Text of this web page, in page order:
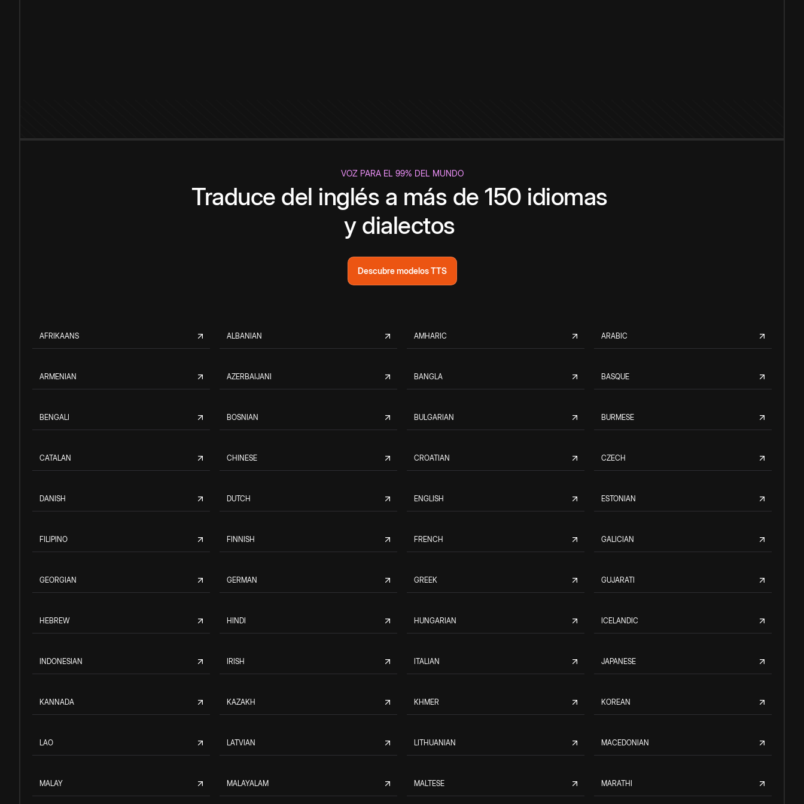
VOZ PARA EL 99% DEL MUNDO
Traduce del inglés a más de 150 idiomas
y dialectos
Descubre modelos TTS
AFRIKAANS ALBANIAN AMHARIC ARABIC
ARMENIAN AZERBAIJANI BANGLA BASQUE
BENGALI BOSNIAN BULGARIAN BURMESE
CATALAN CHINESE CROATIAN CZECH
DANISH DUTCH ENGLISH ESTONIAN
FILIPINO FINNISH FRENCH GALICIAN
GEORGIAN GERMAN GREEK GUJARATI
HEBREW HINDI HUNGARIAN ICELANDIC
INDONESIAN IRISH ITALIAN JAPANESE
KANNADA KAZAKH KHMER KOREAN
LAO LATVIAN LITHUANIAN MACEDONIAN
MALAY MALAYALAM MALTESE MARATHI